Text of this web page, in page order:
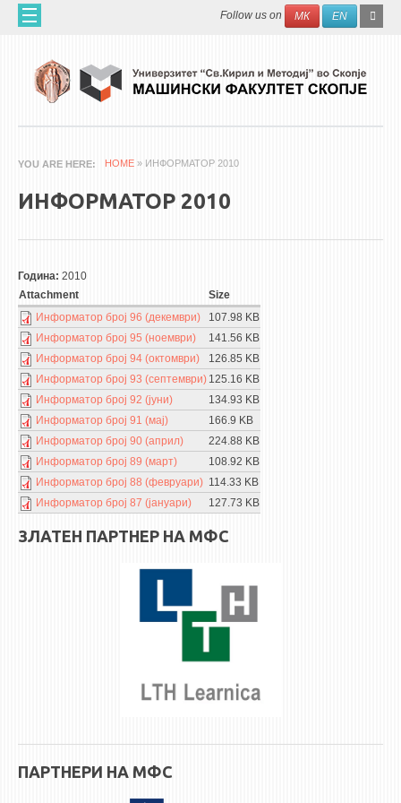
Skip to main content Search
Follow us on МК EN
ЗА НАС
60 ГОДИНИ МФ
НАУЧНА ДЕЈНОСТ
АПЛИКАТИВНА ДЕЈНОСТ
МЕЃУНАРОДНА СОРАБОТКА
ERASMUS+
QIM-SEE
3DFindIT
WATERBRIDGING
CIRASIM
ENERGET
AIR QUALITY MODELLING
ИНФОРМАЦИИ ОД ЈАВЕН КАРАКТЕР
ИЗВЕСТУВАЊА
YOU ARE HERE HOME » ИНФОРМАТОР 2010
ИНФОРМАТОР 2010
Година: 2010
Attachment
Size
Информатор број 96 (декември)
107.98 KB
Информатор број 95 (ноември)
141.56 KB
Информатор број 94 (октомври)
126.85 KB
Информатор број 93 (септември) 125.16 KB
Информатор број 92 (јуни)
134.93 KB
Информатор број 91 (мај)
166.9 KB
Информатор број 90 (април)
224.88 KB
Информатор број 89 (март)
108.92 KB
Информатор број 88 (февруари) 114.33 KB
Информатор број 87 (јануари)
127.73 KB
ЗЛАТЕН ПАРТНЕР НА МФС
ПАРТНЕРИ НА МФС